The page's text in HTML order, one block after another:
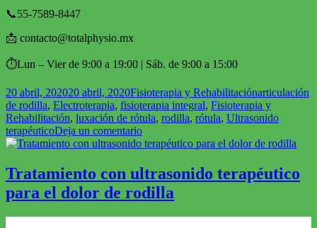
📞55-7589-8447
📩 contacto@totalphysio.mx
⏱Lun – Vier de 9:00 a 19:00 | Sáb. de 9:00 a 15:00
Publicado
el
20 abril, 202020 abril, 2020Categorías
Fisioterapia y RehabilitaciónEtiquetas
articulación
de rodilla, Electroterapia, fisioterapia integral, Fisioterapia y
Rehabilitación, luxación de rótula, rodilla, rótula, Ultrasonido
terapéuticoDeja un comentarioen
Fisioterapia
luxación
de
rótula
Tratamiento con ultrasonido terapéutico
para el dolor de rodilla